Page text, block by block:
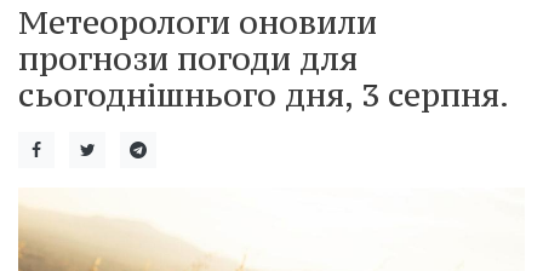
Метеорологи оновили
прогнози погоди для
сьогоднішнього дня, 3 серпня.